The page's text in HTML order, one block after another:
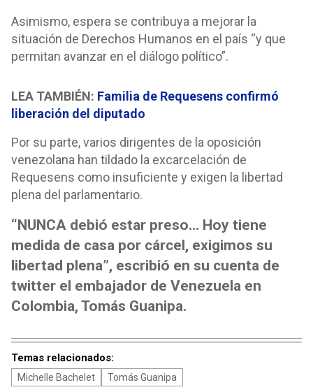
Asimismo, espera se contribuya a mejorar la
situación de Derechos Humanos en el país “y que
permitan avanzar en el diálogo político”.
LEA TAMBIÉN: Familia de Requesens confirmó
liberación del diputado
Por su parte, varios dirigentes de la oposición
venezolana han tildado la excarcelación de
Requesens como insuficiente y exigen la libertad
plena del parlamentario.
“NUNCA debió estar preso… Hoy tiene
medida de casa por cárcel, exigimos su
libertad plena”, escribió en su cuenta de
twitter el embajador de Venezuela en
Colombia, Tomás Guanipa.
Temas relacionados:
Michelle Bachelet Tomás Guanipa